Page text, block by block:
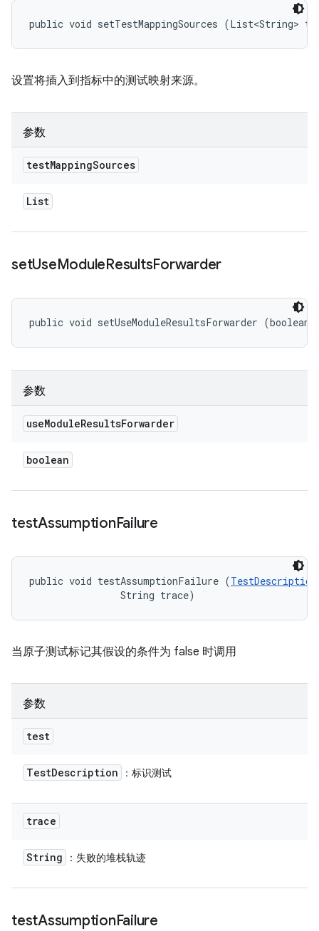
public void setTestMappingSources (List<String>
设置将插入到指标中的测试映射来源。
参数
testMappingSources
List
setUseModuleResultsForwarder
public void setUseModuleResultsForwarder (boolean
参数
useModuleResultsForwarder
boolean
testAssumptionFailure
public void testAssumptionFailure (TestDescription
                String trace)
当原子测试标记其假设的条件为 false 时调用
参数
test
TestDescription ：标识测试
trace
String ：失败的堆栈轨迹
testAssumptionFailure